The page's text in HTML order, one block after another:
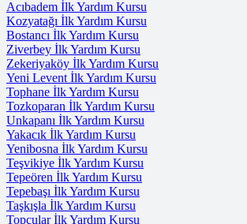
Acıbadem İlk Yardım Kursu
Kozyatağı İlk Yardım Kursu
Bostancı İlk Yardım Kursu
Ziverbey İlk Yardım Kursu
Zekeriyaköy İlk Yardım Kursu
Yeni Levent İlk Yardım Kursu
Tophane İlk Yardım Kursu
Tozkoparan İlk Yardım Kursu
Unkapanı İlk Yardım Kursu
Yakacık İlk Yardım Kursu
Yenibosna İlk Yardım Kursu
Teşvikiye İlk Yardım Kursu
Tepeören İlk Yardım Kursu
Tepebaşı İlk Yardım Kursu
Taşkışla İlk Yardım Kursu
Topçular İlk Yardım Kursu